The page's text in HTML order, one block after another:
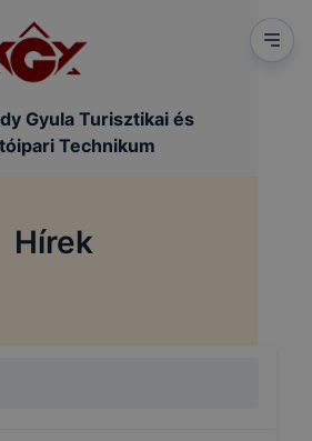
Gyula Turisztikai és
Technikum
Hírek